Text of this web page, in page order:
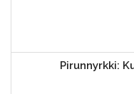
Pirunnyrkki: